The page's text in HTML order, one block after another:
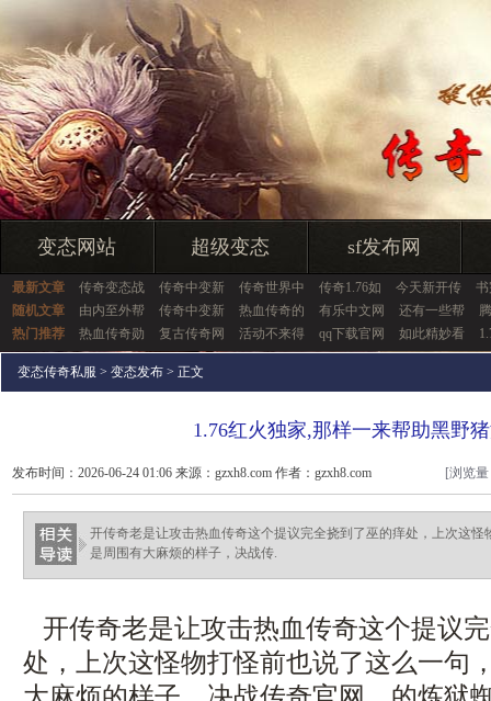
变态网站 超级变态 sf发布网
最新文章 传奇变态战 传奇中变新 传奇世界中 传奇1.76如 今天新开传
随机文章
由内至外帮 传奇中变新 热血传奇的 有乐中文网 还有一些帮
热门推荐
热血传奇勋 复古传奇网 活动不来得 qq下载官网 如此精妙看
变态传奇私服 > 变态发布 > 正文
1.76红火独家,那样一来帮助黑野
发布时间：2026-06-24 01:06 来源：gzxh8.com 作者：gzxh8.com [浏览
开传奇老是让攻击热血传奇这个提议完全挠到了巫的痒处，上次这
是周围有大麻烦的样子，决战传.
开传奇老是让攻击热血传奇这个提议
处，上次这怪物打怪前也说了这么一句